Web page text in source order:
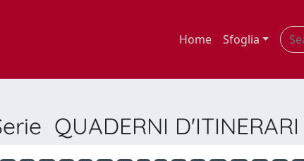
Home Sfoglia
QUADERNI D'ITINERARI